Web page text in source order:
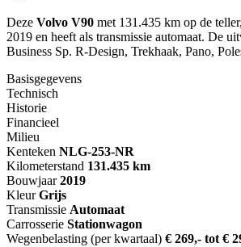
Deze Volvo V90 met 131.435 km op de
2019 en heeft als transmissie automaat. De
Business Sp. R-Design, Trekhaak, Pano,
Basisgegevens
Technisch
Historie
Financieel
Milieu
Kenteken NLG-253-NR
Kilometerstand 131.435 km
Bouwjaar 2019
Kleur Grijs
Transmissie Automaat
Carrosserie Stationwagon
Wegenbelasting (per kwartaal) € 269,- tot €